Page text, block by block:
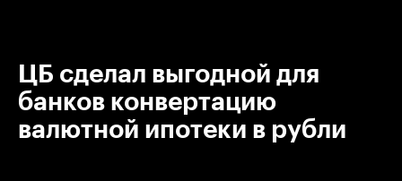
ЦБ сделал выгодной для
банков конвертацию
валютной ипотеки в рубли